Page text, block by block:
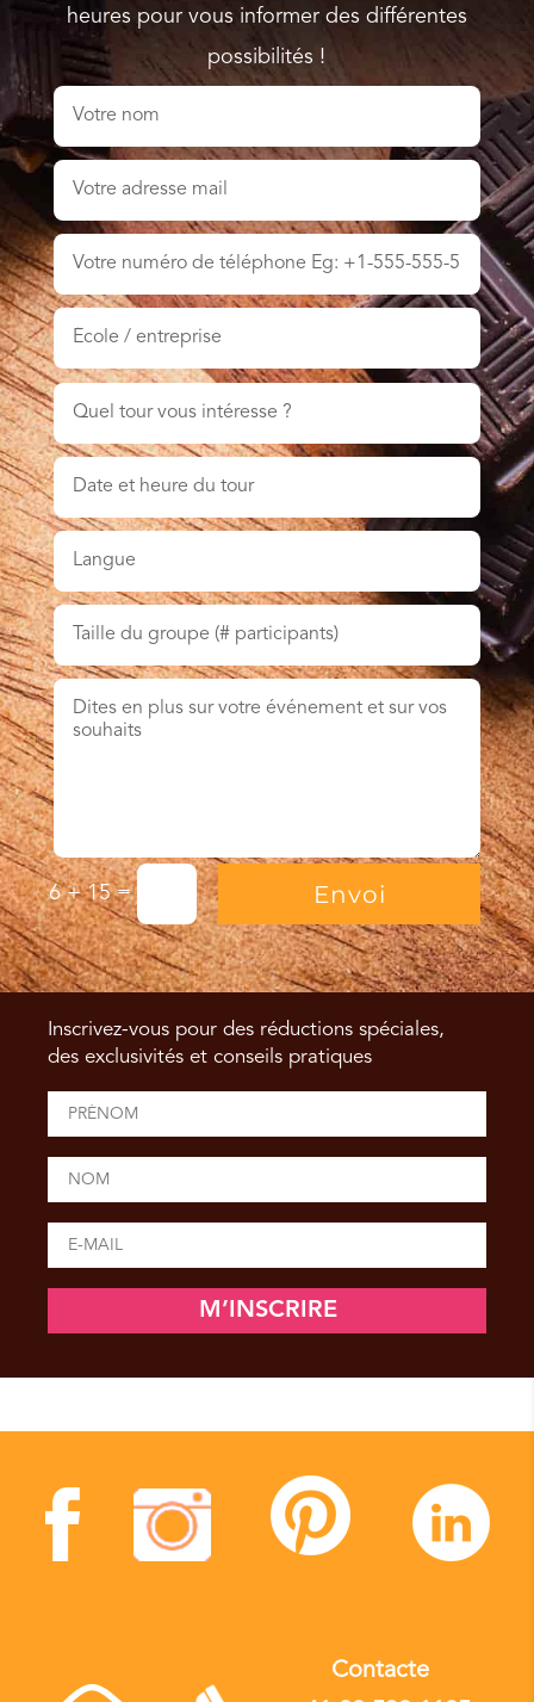
heures pour vous informer des différentes
possibilités !
6 + 15= Envoi
Inscrivez-vous pour des réductions spéciales,
des exclusivités et conseils pratiques
Contacte